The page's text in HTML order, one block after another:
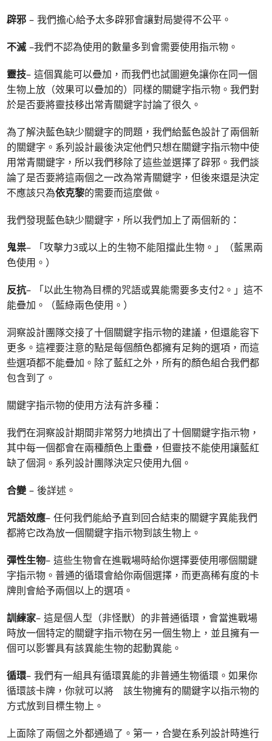
辟邪– 我們擔心給予太多辟邪會讓對局變得不公平。
不滅–我們不認為使用的數量多到會需要使用指示物。
靈技– 這個異能可以疊加，而我們也試圖避免讓你在同一個
生物上放（效果可以疊加的）同樣的關鍵字指示物。我們對
於是否要將靈技移出常青關鍵字討論了很久。
為了解決藍色缺少關鍵字的問題，我們給藍色設計了兩個新
的關鍵字。系列設計最後決定他們只想在關鍵字指示物中使
用常青關鍵字，所以我們移除了這些並選擇了辟邪。我們談
論了是否要將這兩個之一改為常青關鍵字，但後來還是決定
不應該只為依克黎的需要而這麼做。
我們發現藍色缺少關鍵字，所以我們加上了兩個新的：
鬼祟– 「攻擊力3或以上的生物不能阻擋此生物。」（藍黑兩
色使用。）
反抗– 「以此生物為目標的咒語或異能需要多支付2。」這不
能疊加。（藍綠兩色使用。）
洞察設計團隊交接了十個關鍵字指示物的建議，但還能容下
更多。這裡要注意的點是每個顏色都擁有足夠的選項，而這
些選項都不能疊加。除了藍紅之外，所有的顏色組合我們都
包含到了。
關鍵字指示物的使用方法有許多種：
我們在洞察設計期間非常努力地擠出了十個關鍵字指示物，
其中每一個都會在兩種顏色上重疊，但靈技不能使用讓藍紅
缺了個洞。系列設計團隊決定只使用九個。
合變– 後詳述。
咒語效應– 任何我們能給予直到回合結束的關鍵字異能我們
都將它改為放一個關鍵字指示物到該生物上。
彈性生物– 這些生物會在進戰場時給你選擇要使用哪個關鍵
字指示物。普通的循環會給你兩個選擇，而更高稀有度的卡
牌則會給予兩個以上的選項。
訓練家– 這是個人型（非怪獸）的非普通循環，會當進戰場
時放一個特定的關鍵字指示物在另一個生物上，並且擁有一
個可以影響具有該異能生物的起動異能。
循環– 我們有一組具有循環異能的非普通生物循環。如果你
循環該卡牌，你就可以將 該生物擁有的關鍵字以指示物的
方式放到目標生物上。
上面除了兩個之外都通過了。第一，合變在系列設計時進行